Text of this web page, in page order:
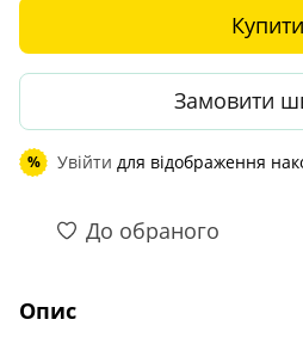
Купити
Замовити
% Увійти для відображення
До обраного
Опис